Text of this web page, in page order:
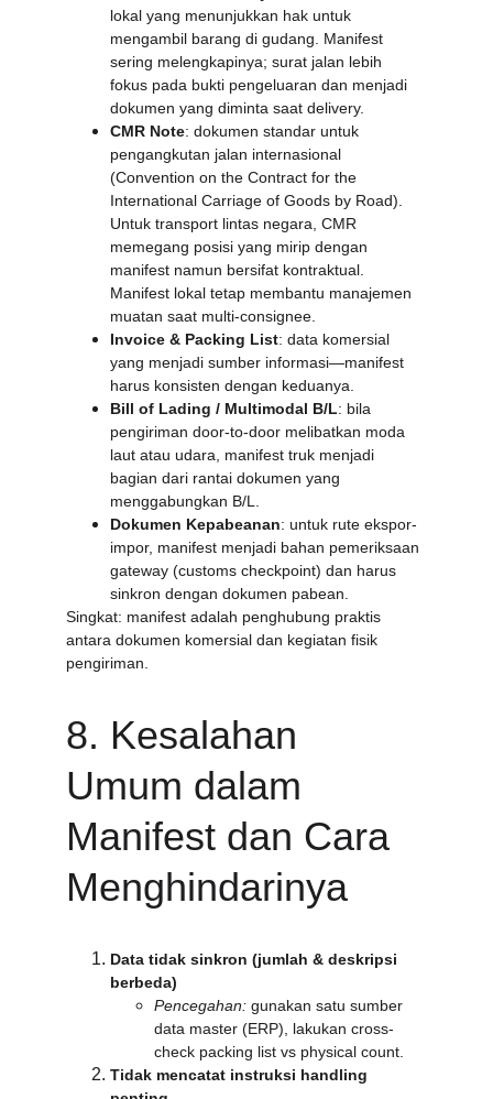
lokal yang menunjukkan hak untuk
mengambil barang di gudang. Manifest
sering melengkapinya; surat jalan lebih
fokus pada bukti pengeluaran dan menjadi
dokumen yang diminta saat delivery.
CMR Note: dokumen standar untuk
pengangkutan jalan internasional
(Convention on the Contract for the
International Carriage of Goods by Road).
Untuk transport lintas negara, CMR
memegang posisi yang mirip dengan
manifest namun bersifat kontraktual.
Manifest lokal tetap membantu manajemen
muatan saat multi-consignee.
Invoice & Packing List: data komersial
yang menjadi sumber informasi—manifest
harus konsisten dengan keduanya.
Bill of Lading / Multimodal B/L: bila
pengiriman door-to-door melibatkan moda
laut atau udara, manifest truk menjadi
bagian dari rantai dokumen yang
menggabungkan B/L.
Dokumen Kepabeanan: untuk rute ekspor-
impor, manifest menjadi bahan pemeriksaan
gateway (customs checkpoint) dan harus
sinkron dengan dokumen pabean.
Singkat: manifest adalah penghubung praktis
antara dokumen komersial dan kegiatan fisik
pengiriman.
8. Kesalahan
Umum dalam
Manifest dan Cara
Menghindarinya
Data tidak sinkron (jumlah & deskripsi
berbeda)
Pencegahan: gunakan satu sumber
data master (ERP), lakukan cross-
check packing list vs physical count.
Tidak mencatat instruksi handling